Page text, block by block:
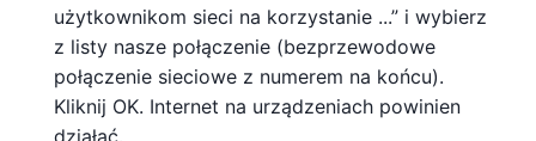
użytkownikom sieci na korzystanie ...” i wybierz
z listy nasze połączenie (bezprzewodowe
połączenie sieciowe z numerem na końcu).
Kliknij OK. Internet na urządzeniach powinien
działać.